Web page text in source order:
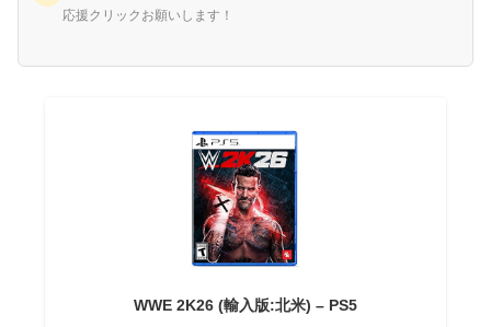
応援クリックお願いします！
WWE 2K26 (輸入版:北米) – PS5